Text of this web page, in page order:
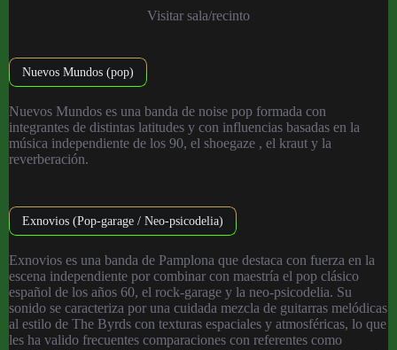
Visitar sala/recinto
Nuevos Mundos (pop)
Nuevos Mundos es una banda de noise pop formada con
integrantes de distintas latitudes y con influencias basadas en la
música independiente de los 90, el shoegaze , el kraut y la
reverberación.
Exnovios (Pop-garage / Neo-psicodelia)
Exnovios es una banda de Pamplona que destaca con fuerza en la
escena independiente por combinar con maestría el pop clásico
español de los años 60, el rock-garage y la neo-psicodelia. Su
sonido se caracteriza por una cuidada mezcla de guitarras melódicas
al estilo de The Byrds con texturas espaciales y atmosféricas, lo que
les ha valido frecuentes comparaciones con referentes como